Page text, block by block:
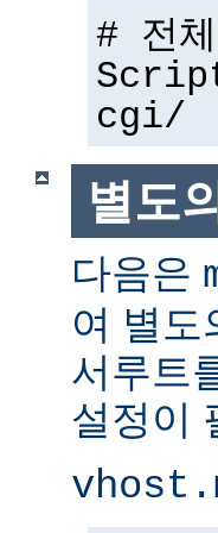
# 전
cgi/
별도
다음은
여 별도
서루트
설정이